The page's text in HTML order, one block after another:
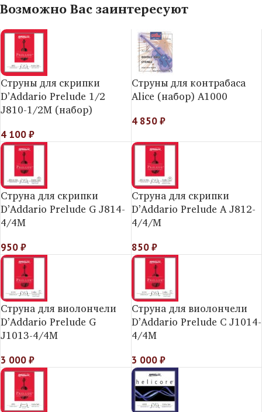
Возможно Вас заинтересуют
Струны для скрипки
D’Addario Prelude 1/2
J810-1/2M (набор)
4 100₽
Струны для контрабаса
Alice (набор) A1000
4 850₽
Струна для скрипки
D’Addario Prelude G J814-
4/4M
950₽
Струна для скрипки
D’Addario Prelude A J812-
4/4/M
850₽
Струна для виолончели
D’Addario Prelude G
J1013-4/4M
3 000₽
Струна для виолончели
D’Addario Prelude C J1014-
4/4M
3 000₽